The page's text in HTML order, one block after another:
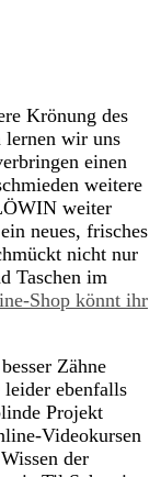
Krönung des
lernen wir uns
einen
weitere
weiter
ein neues, frisches
nicht nur
Taschen im
Shop könnt ihr
Zähne
leider ebenfalls
Projekt
Videokursen
der